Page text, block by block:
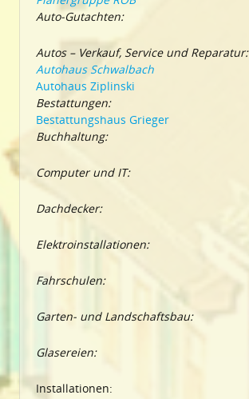
Auto-Gutachten:
Autos – Verkauf, Service und Reparatur:
Autohaus Schwalbach
Autohaus Ziplinski
Bestattungen:
Bestattungshaus Grieger
Buchhaltung:
Computer und IT:
Dachdecker:
Elektroinstallationen:
Fahrschulen:
Garten- und Landschaftsbau:
Glasereien:
Installationen: